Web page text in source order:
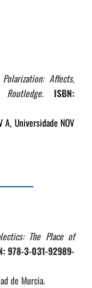
Affects,
ISBN:
A, Universidade NOV
The Place of
978-3-031-92989-
de Murcia.